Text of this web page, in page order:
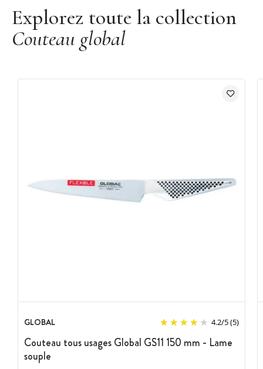
Explorez toute la collection
Couteau global
GLOBAL 4.2/5(5)
Couteau tous usages Global GS11 150 mm - Lame
souple